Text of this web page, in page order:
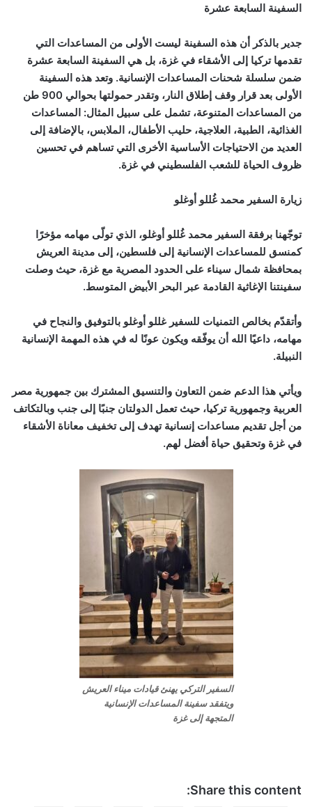
السفينة السابعة عشرة
جدير بالذكر أن هذه السفينة ليست الأولى من المساعدات التي
تقدمها تركيا إلى الأشقاء في غزة، بل هي السفينة السابعة عشرة
ضمن سلسلة شحنات المساعدات الإنسانية. وتعد هذه السفينة
الأولى بعد قرار وقف إطلاق النار، وتقدر حمولتها بحوالي 900 طن
من المساعدات المتنوعة، تشمل على سبيل المثال: المساعدات
الغذائية، الطبية، العلاجية، حليب الأطفال، الملابس، بالإضافة إلى
العديد من الاحتياجات الأساسية الأخرى التي تساهم في تحسين
ظروف الحياة للشعب الفلسطيني في غزة.
زيارة السفير محمد غُللو أوغلو
توجّهنا برفقة السفير محمد غُللو أوغلو، الذي تولّى مهامه مؤخرًا
كمنسق للمساعدات الإنسانية إلى فلسطين، إلى مدينة العريش
بمحافظة شمال سيناء على الحدود المصرية مع غزة، حيث وصلت
سفينتنا الإغاثية القادمة عبر البحر الأبيض المتوسط.
وأتقدّم بخالص التمنيات للسفير غللو أوغلو بالتوفيق والنجاح في
مهامه، داعيًا الله أن يوفّقه ويكون عونًا له في هذه المهمة الإنسانية
النبيلة.
ويأتي هذا الدعم ضمن التعاون والتنسيق المشترك بين جمهورية مصر
العربية وجمهورية تركيا، حيث تعمل الدولتان جنبًا إلى جنب وبالتكاتف
من أجل تقديم مساعدات إنسانية تهدف إلى تخفيف معاناة الأشقاء
في غزة وتحقيق حياة أفضل لهم.
السفير التركي يهنئ قيادات ميناء العريش
ويتفقد سفينة المساعدات الإنسانية
المتجهة إلى غزة
Share this content: